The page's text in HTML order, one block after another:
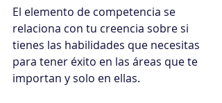
El elemento de competencia se
relaciona con tu creencia sobre si
tienes las habilidades que necesitas
para tener éxito en las áreas que te
importan y solo en ellas.